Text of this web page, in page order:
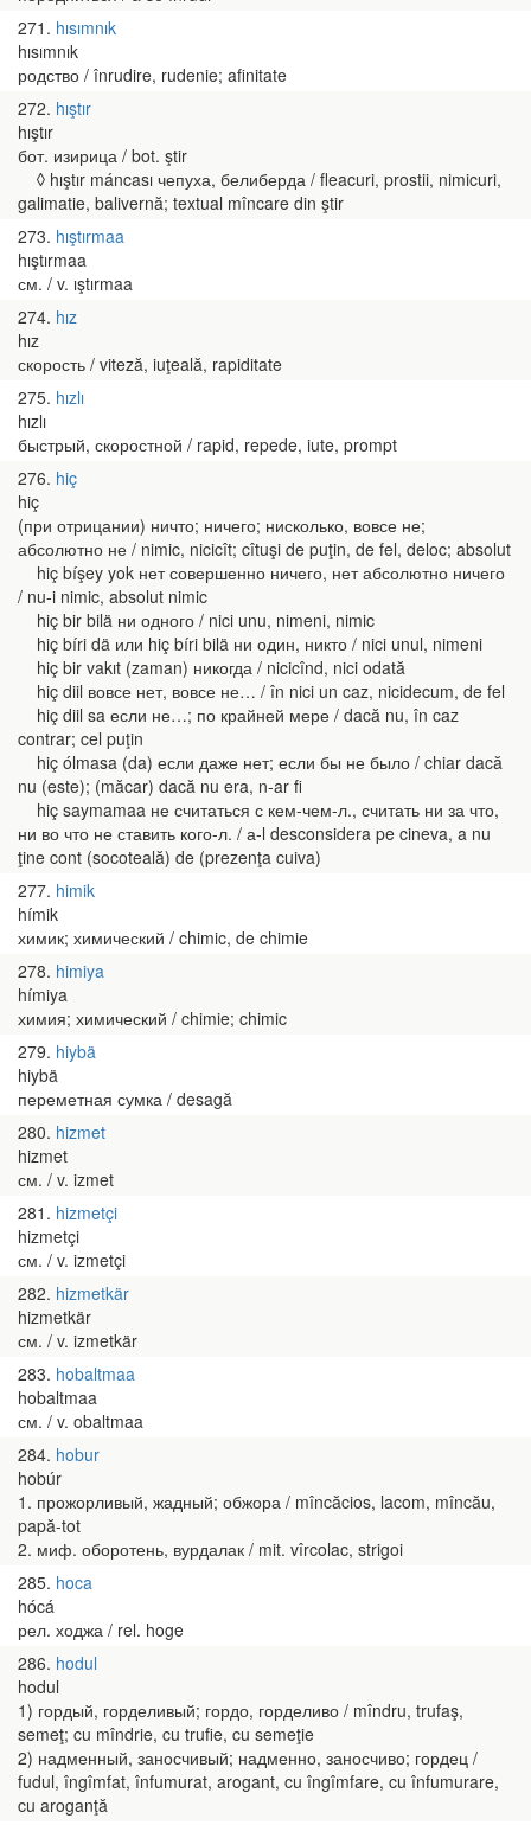
271 hısımnık
hısımnık
родство / înrudire, rudenie; afinitate
272 hıştır
hıştır
бот. изирица / bot. ştir
◊ hıştır máncası чепуха, белиберда / fleacuri, prostii, nimicuri,
galimatie, balivernă; textual mîncare din ştir
273 hıştırmaa
hıştırmaa
см. / v. ıştırmaa
274 hız
hız
скорость / viteză, iuţeală, rapiditate
275 hızlı
hızlı
быстрый, скоростной / rapid, repede, iute, prompt
276 hiç
hiç
(при отрицании) ничто; ничего; нисколько, вовсе не;
абсолютно не / nimic, nicicît; cîtuşi de puţin, de fel, deloc; absolut
hiç bíşey yok нет совершенно ничего, нет абсолютно ничего
/ nu-i nimic, absolut nimic
hiç bir bilä ни одного / nici unu, nimeni, nimic
hiç bíri dä или hiç bíri bilä ни один, никто / nici unul, nimeni
hiç bir vakıt (zaman) никогда / nicicînd, nici odată
hiç diil вовсе нет, вовсе не… / în nici un caz, nicidecum, de fel
hiç diil sa если не…; по крайней мере / dacă nu, în caz
contrar; cel puţin
hiç ólmasa (da) если даже нет; если бы не было / chiar dacă
nu (este); (măcar) dacă nu era, n-ar fi
hiç saymamaa не считаться с кем-чем-л., считать ни за что,
ни во что не ставить кого-л. / а-l desconsidera pe cineva, a nu
ţine cont (socoteală) de (prezenţa cuiva)
277 himik
hímik
химик; химический / chimic, de chimie
278 himiya
hímiya
химия; химический / chimie; chimic
279 hiybä
hiybä
переметная сумка / desagă
280 hizmet
hizmet
см. / v. izmet
281 hizmetçi
hizmetçi
см. / v. izmetçi
282 hizmetkär
hizmetkär
см. / v. izmetkär
283 hobaltmaa
hobaltmaa
см. / v. obaltmaa
284 hobur
hobúr
1. прожорливый, жадный; обжора / mîncăcios, lacom, mîncău,
papă-tot
2. миф. оборотень, вурдалак / mit. vîrcolac, strigoi
285 hoca
hócá
рел. ходжа / rel. hoge
286 hodul
hodul
1) гордый, горделивый; гордо, горделиво / mîndru, trufaş,
semeţ; cu mîndrie, cu trufie, cu semeţie
2) надменный, заносчивый; надменно, заносчиво; гордец /
fudul, îngîmfat, înfumurat, arogant, cu îngîmfare, cu înfumurare,
cu aroganţă